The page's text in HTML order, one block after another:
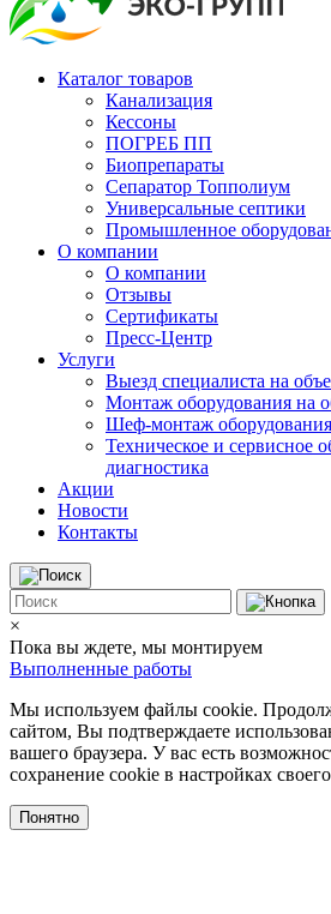
Каталог товаров
Канализация
Кессоны
ПОГРЕБ ПП
Биопрепараты
Сепаратор Топполиум
Универсальные септики
Промышленное
О компании
О компании
Отзывы
Сертификаты
Пресс-Центр
Услуги
Выезд специалиста на
Монтаж оборудования на
Шеф-монтаж оборудования
Техническое и сервисное
диагностика
Акции
Новости
Контакты
×
Пока вы ждете, мы монтируем
Выполненные работы
Мы используем файлы cookie.
сайтом, Вы подтверждаете
вашего браузера. У вас есть
сохранение cookie в настройках своего
Понятно